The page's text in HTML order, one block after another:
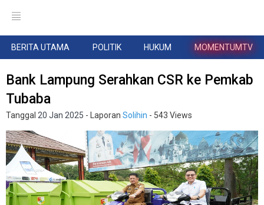
BERITA UTAMA POLITIK HUKUM MOMENTUMTV
Bank Lampung Serahkan CSR ke Pemkab
Tubaba
Tanggal 20 Jan 2025 - Laporan Solihin - 543 Views